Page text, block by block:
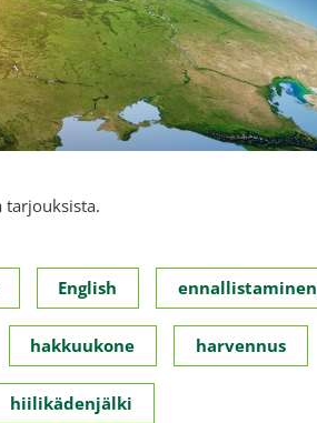
tarjouksista.
English ennallistaminen
hakkuukone harvennus
hiilikädenjälki